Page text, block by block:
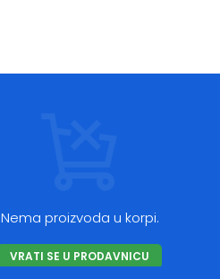
Nema proizvoda u korpi.
VRATI SE U PRODAVNICU